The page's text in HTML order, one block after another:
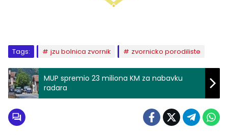
Tags: jzu bolnica zvornik zvornicko porodiliste
MUP spremio 23 miliona KM za nabavku
radara